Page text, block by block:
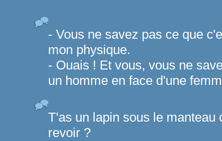
- Vous ne savez pas ce que
mon physique.
- Ouais ! Et vous, vous ne
un homme en face d'une
T'as un lapin sous le manteau
revoir ?